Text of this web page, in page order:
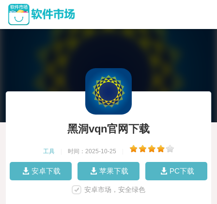
黑洞vqn官网下载
工具 时间：2025-10-25
安卓下载 苹果下载 PC下载
安卓市场，安全绿色